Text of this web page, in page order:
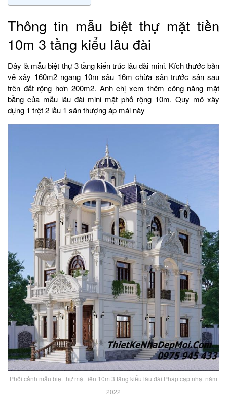
Thông tin mẫu biệt thự mặt tiền
10m 3 tầng kiểu lâu đài
Đây là mẫu biệt thự 3 tầng kiến trúc lâu đài mini. Kích thước bản
vẽ xây 160m2 ngang 10m sâu 16m chừa sân trước sân sau
trên đất rộng hơn 200m2. Anh chị xem thêm công năng mặt
bằng của mẫu lâu đài mini mặt phố rộng 10m. Quy mô xây
dựng 1 trệt 2 lầu 1 sân thượng áp mái này
Phối cảnh mẫu biệt thự mặt tiền 10m 3 tầng kiểu lâu đài Pháp cập nhật năm
2022